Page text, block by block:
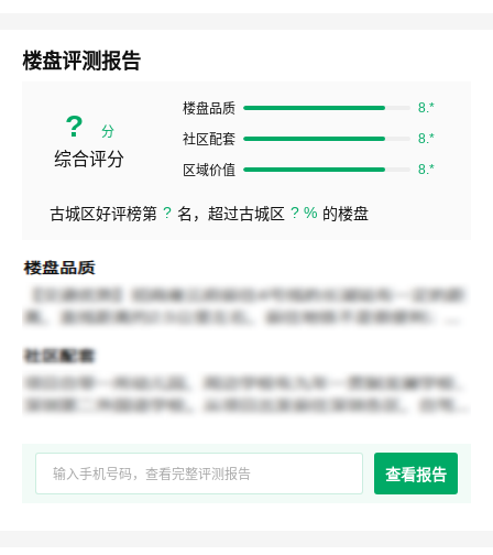
楼盘评测报告
? 分
综合评分
古城区好评榜第 ? 名，超过古城区 ? % 的楼盘
楼盘品质 8.*
社区配套 8.*
区域价值 8.*
查看报告